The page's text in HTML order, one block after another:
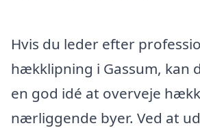
Hvis du leder efter
hækklipning i Gassum, kan
en god idé at overveje
nærliggende byer. Ved at